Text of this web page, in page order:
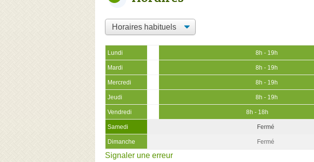
Lundi 8h - 19h
Mardi 8h - 19h
Mercredi 8h - 19h
Jeudi 8h - 19h
Vendredi 8h - 18h
Samedi Fermé
Dimanche Fermé
Signaler une erreur